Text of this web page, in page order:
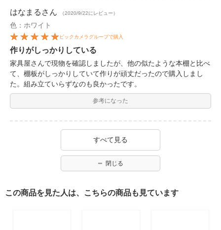
はなまる さん （2020/9/22にレビュー）
色：ホワイト
ビックカメラグループで購入
作りがしっかりしている
家具屋さんで現物を確認しましたが、他の似たような本棚と比べ
て、棚板がしっかりしていて作りが頑丈だったので購入しまし
た。組み立ていらずなのも良かったです。
参考になった
すべて見る
閉じる
この商品を見た人は、こちらの商品も見ています